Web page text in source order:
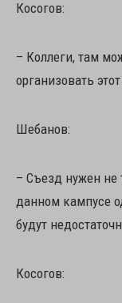
Косогов:
– Коллеги, там
организовать
Шебанов:
– Съезд нужен не
данном кампусе
будут
Косогов: